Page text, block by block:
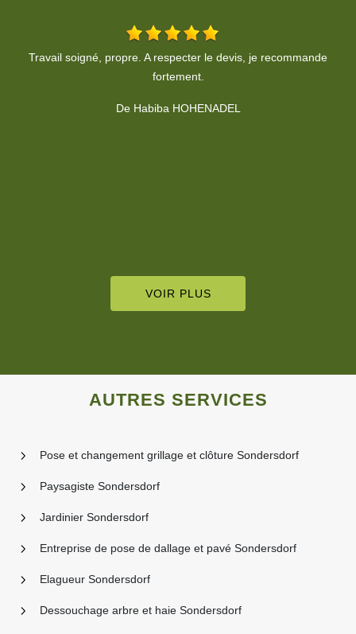
Contact très sympathique et professionnel. Travail bien fait dans
le respect des consignes. Je recommande !!
De GGE Triebel
VOIR PLUS
AUTRES SERVICES
Pose et changement grillage et clôture Sondersdorf
Paysagiste Sondersdorf
Jardinier Sondersdorf
Entreprise de pose de dallage et pavé Sondersdorf
Elagueur Sondersdorf
Dessouchage arbre et haie Sondersdorf